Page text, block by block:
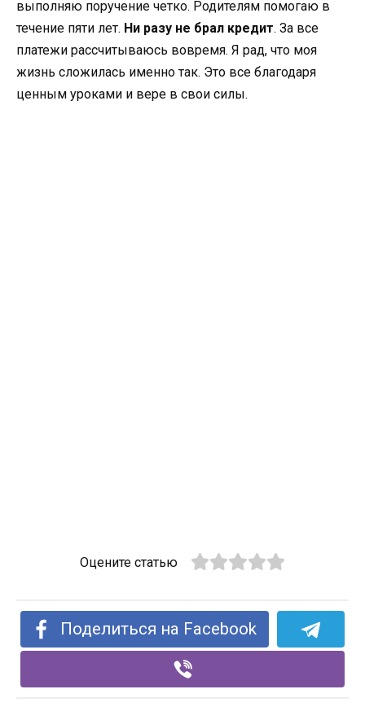
выполняю поручение четко. Родителям помогаю в
течение пяти лет. Ни разу не брал кредит. За все
платежи рассчитываюсь вовремя. Я рад, что моя
жизнь сложилась именно так. Это все благодаря
ценным уроками и вере в свои силы.
Оцените статью
Поделиться на Facebook